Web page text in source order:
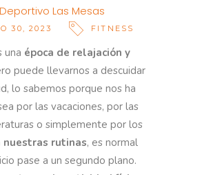
Las Mesas
30, 2023 FITNESS
una época de relajación y
puede llevarnos a descuidar
lo sabemos porque nos ha
por las vacaciones, por las
o simplemente por los
nuestras rutinas, es normal
pase a un segundo plano.